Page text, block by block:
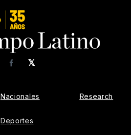
𝕏
Facebook
Nacionales
Deportes
Research